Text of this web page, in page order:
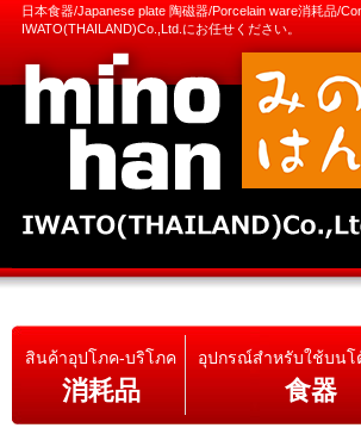
日本食器/Japanese plate 陶磁器/Porcelain ware消耗品/
IWATO(THAILAND)Co.,Ltd.にお任せください。
สินค้าอุปโภค-บริโภค
消耗品
อุปกรณ์สำหรับใช้บนโ
食器